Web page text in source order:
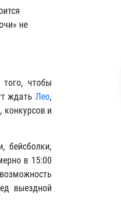
не
чтобы
ждать Лео,
и
бейсболки,
в 15:00
выездной